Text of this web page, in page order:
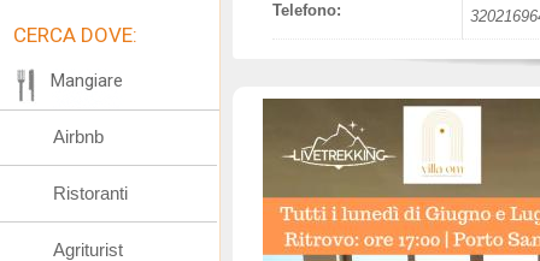
Telefono:
CERCA DOVE:
Mangiare
Airbnb
Ristoranti
Agriturist